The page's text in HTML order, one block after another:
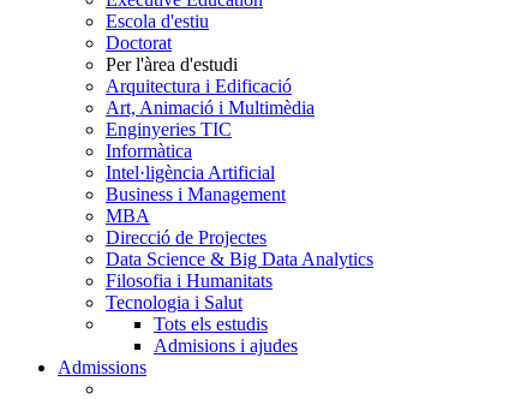
Escola d'estiu
Doctorat
Per l'àrea d'estudi
Arquitectura i Edificació
Art, Animació i Multimèdia
Enginyeries TIC
Informàtica
Intel·ligència Artificial
Business i Management
MBA
Direcció de Projectes
Data Science & Big Data Analytics
Filosofia i Humanitats
Tecnologia i Salut
Tots els estudis
Admisions i ajudes
Admissions